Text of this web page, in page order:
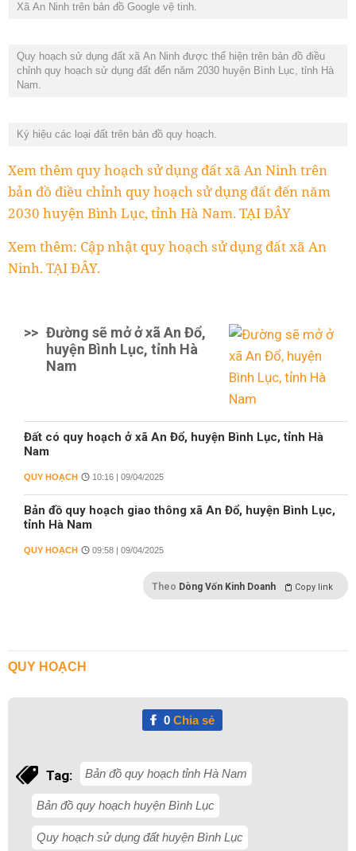
Xã An Ninh trên bản đồ Google vệ tinh.
Quy hoạch sử dụng đất xã An Ninh được thể hiện trên bản đồ điều
chỉnh quy hoạch sử dụng đất đến năm 2030 huyện Bình Lục, tỉnh Hà
Nam.
Ký hiệu các loại đất trên bản đồ quy hoạch.
Xem thêm quy hoạch sử dụng đất xã An Ninh trên
bản đồ điều chỉnh quy hoạch sử dụng đất đến năm
2030 huyện Bình Lục, tỉnh Hà Nam. TẠI ĐÂY
Xem thêm: Cập nhật quy hoạch sử dụng đất xã An
Ninh. TẠI ĐÂY.
>> Đường sẽ mở ở xã An Đổ,
huyện Bình Lục, tỉnh Hà
Nam
Đất có quy hoạch ở xã An Đổ, huyện Bình Lục, tỉnh Hà
Nam
QUY HOẠCH 10:16 | 09/04/2025
Bản đồ quy hoạch giao thông xã An Đổ, huyện Bình Lục,
tỉnh Hà Nam
QUY HOẠCH 09:58 | 09/04/2025
Theo Dòng Vốn Kinh Doanh Copy link
QUY HOẠCH
0Chia sẻ
Tag: Bản đồ quy hoạch tỉnh Hà Nam
Bản đồ quy hoạch huyện Bình Lục
Quy hoạch sử dụng đất huyện Bình Lục